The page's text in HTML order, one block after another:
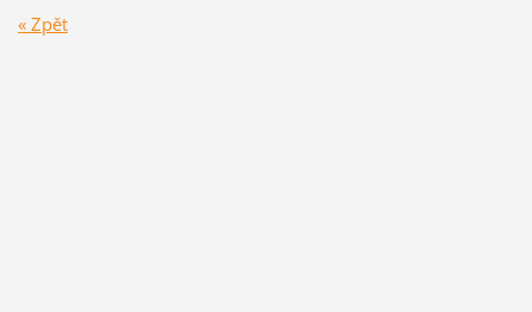
« Zpět